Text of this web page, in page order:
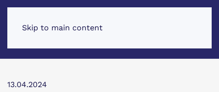
Skip to main content
13.04.2024